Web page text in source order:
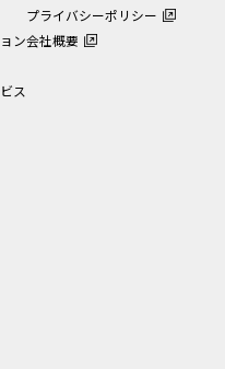
ン
ス
プライバシーポリシー
会社概要